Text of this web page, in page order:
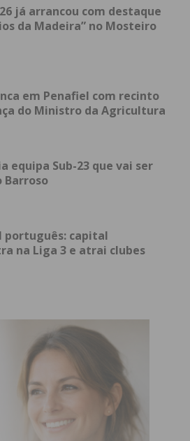
já arrancou com destaque
da Madeira” no Mosteiro
em Penafiel com recinto
do Ministro da Agricultura
equipa Sub-23 que vai ser
Barroso
português: capital
na Liga 3 e atrai clubes